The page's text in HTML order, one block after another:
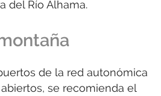
del Río Alhama.
de la red autonómica
se recomienda el